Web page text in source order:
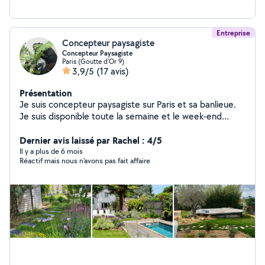
Entreprise
Concepteur paysagiste
Concepteur Paysagiste
Paris (Goutte d'Or 9)
3,9/5 (17 avis)
Présentation
Je suis concepteur paysagiste sur Paris et sa banlieue.
Je suis disponible toute la semaine et le week-end
(entretien) et vos projets de créations (Devis avec ou
sans option (une palette végétale, et un moodboard).
Je suis spécialisé dans la reconnaissance de végétaux.
et sur toutes ces formes (voir mes créations sur mon
profil). Mes aménagements paysagers concernent : les
jardins, les terrasses, les balcons filants, les patios, et
les rooftops. Je réalise des terrasses bois, des pergolas,
des bacs potagers, l'installation d'arrosage automatique
Dernier avis laissé par Rachel : 4/5
Il y a plus de 6 mois
Réactif mais nous n'avons pas fait affaire